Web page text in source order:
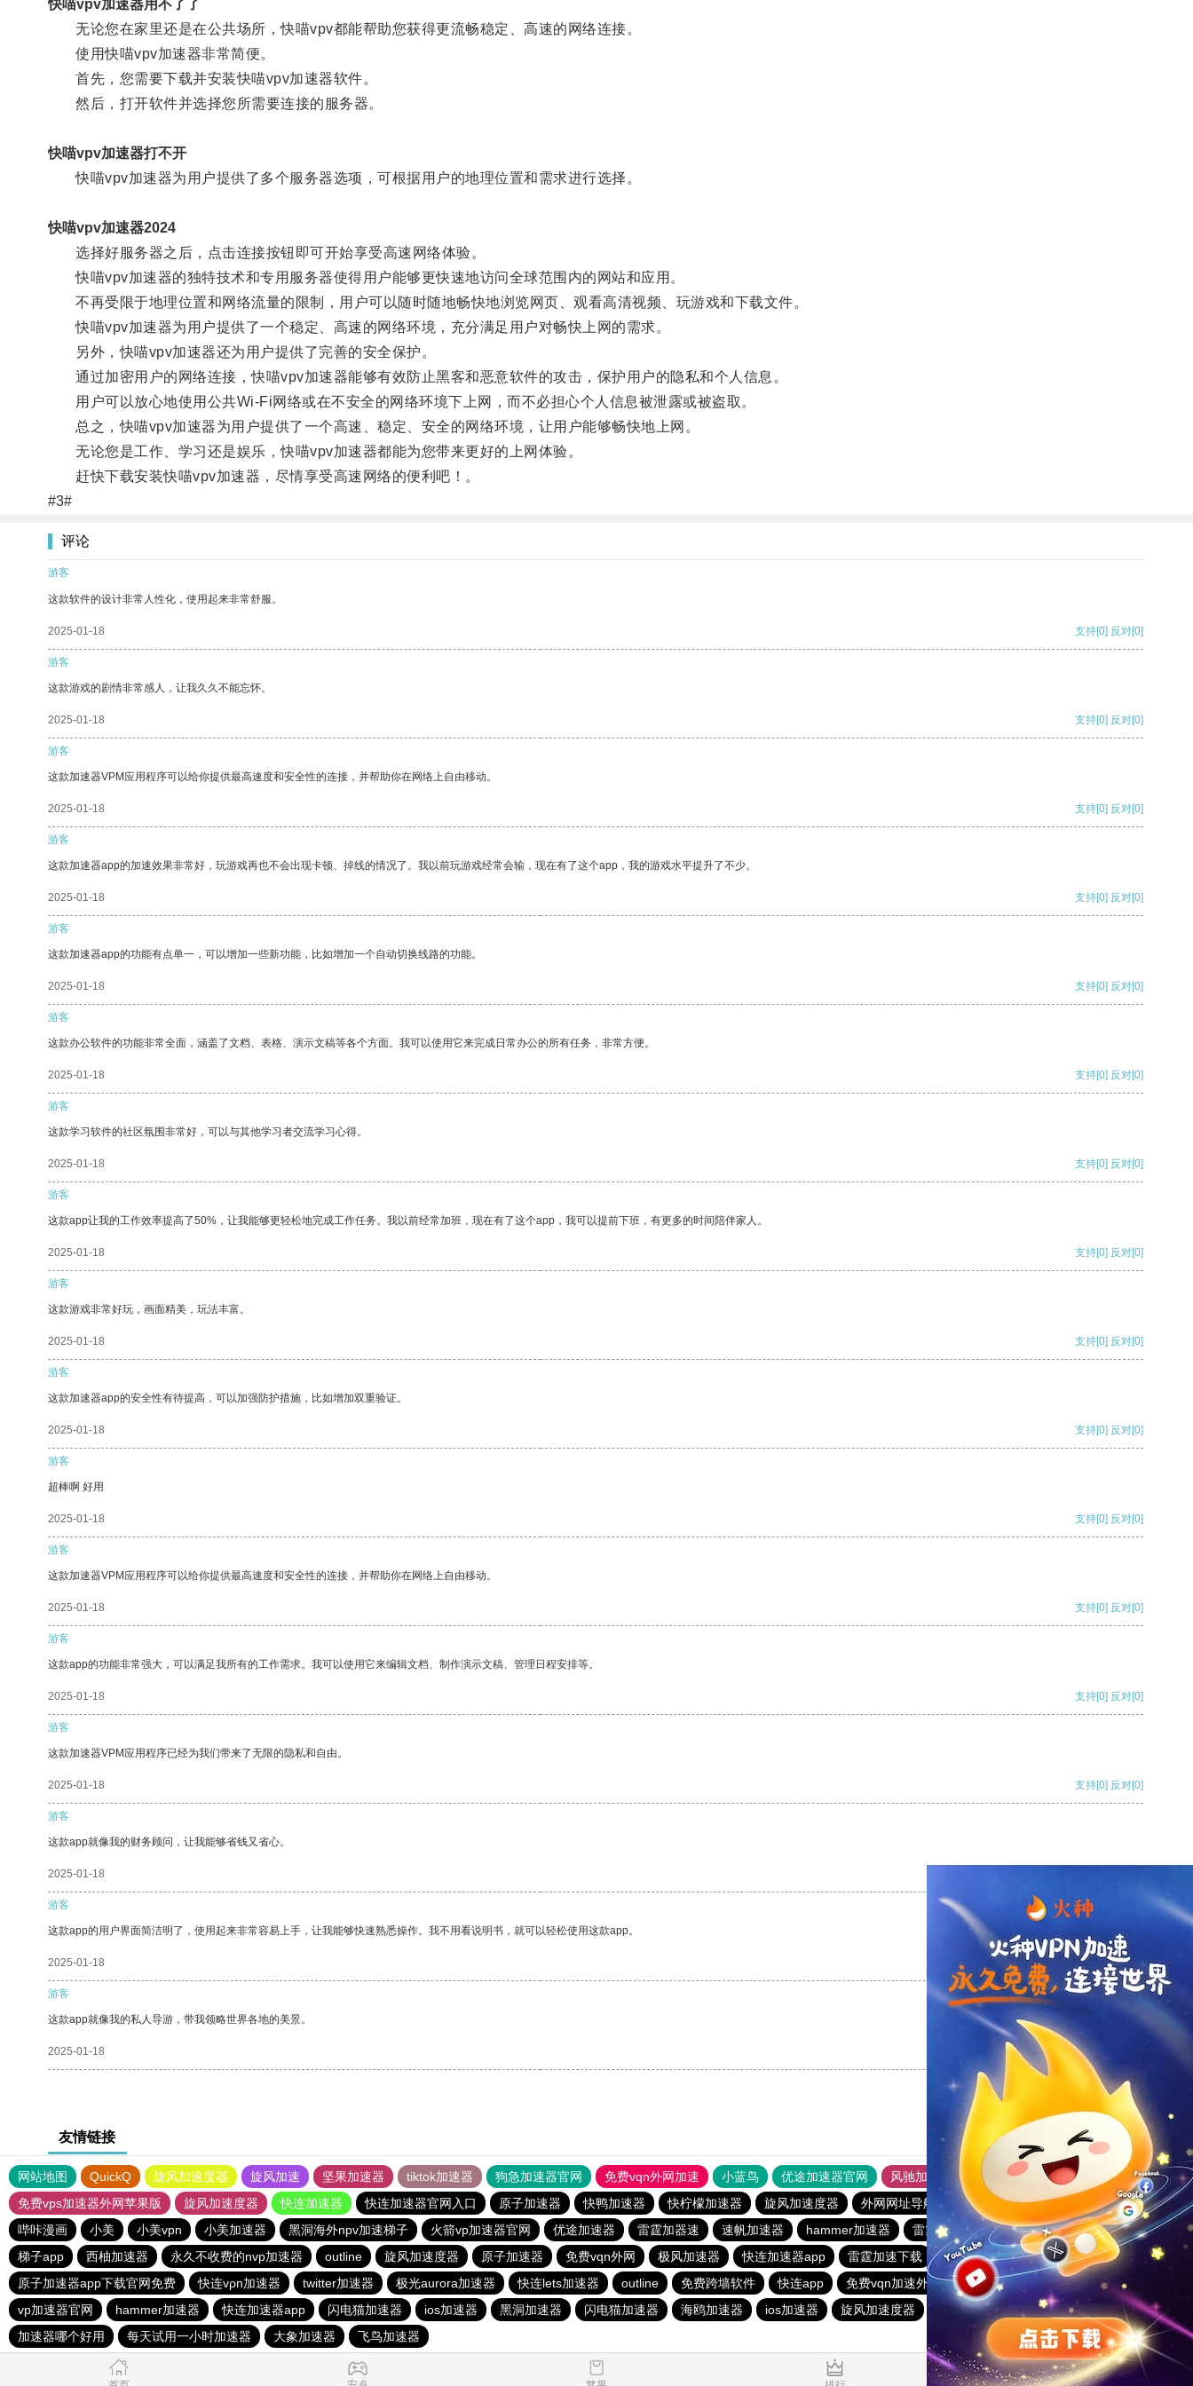
快喵vpv加速器用不了了
无论您在家里还是在公共场所，快喵vpv都能帮助您获得更流畅稳定、高速的网络连接。
使用快喵vpv加速器非常简便。
首先，您需要下载并安装快喵vpv加速器软件。
然后，打开软件并选择您所需要连接的服务器。
快喵vpv加速器打不开
快喵vpv加速器为用户提供了多个服务器选项，可根据用户的地理位置和需求进行选择。
快喵vpv加速器2024
选择好服务器之后，点击连接按钮即可开始享受高速网络体验。
快喵vpv加速器的独特技术和专用服务器使得用户能够更快速地访问全球范围内的网站和应用。
不再受限于地理位置和网络流量的限制，用户可以随时随地畅快地浏览网页、观看高清视频、玩游戏和下载文件。
快喵vpv加速器为用户提供了一个稳定、高速的网络环境，充分满足用户对畅快上网的需求。
另外，快喵vpv加速器还为用户提供了完善的安全保护。
通过加密用户的网络连接，快喵vpv加速器能够有效防止黑客和恶意软件的攻击，保护用户的隐私和个人信息。
用户可以放心地使用公共Wi-Fi网络或在不安全的网络环境下上网，而不必担心个人信息被泄露或被盗取。
总之，快喵vpv加速器为用户提供了一个高速、稳定、安全的网络环境，让用户能够畅快地上网。
无论您是工作、学习还是娱乐，快喵vpv加速器都能为您带来更好的上网体验。
赶快下载安装快喵vpv加速器，尽情享受高速网络的便利吧！。
#3#
评论
游客
这款软件的设计非常人性化，使用起来非常舒服。
2025-01-18 支持[0] 反对[0]
游客
这款游戏的剧情非常感人，让我久久不能忘怀。
2025-01-18 支持[0] 反对[0]
游客
这款加速器VPM应用程序可以给你提供最高速度和安全性的连接，并帮助你在网络上自由移动。
2025-01-18 支持[0] 反对[0]
游客
这款加速器app的加速效果非常好，玩游戏再也不会出现卡顿、掉线的情况了。我以前玩游戏经常会输，现在有了这个app，我的游戏水平提升了不少。
2025-01-18 支持[0] 反对[0]
游客
这款加速器app的功能有点单一，可以增加一些新功能，比如增加一个自动切换线路的功能。
2025-01-18 支持[0] 反对[0]
游客
这款办公软件的功能非常全面，涵盖了文档、表格、演示文稿等各个方面。我可以使用它来完成日常办公的所有任务，非常方便。
2025-01-18 支持[0] 反对[0]
游客
这款学习软件的社区氛围非常好，可以与其他学习者交流学习心得。
2025-01-18 支持[0] 反对[0]
游客
这款app让我的工作效率提高了50%，让我能够更轻松地完成工作任务。我以前经常加班，现在有了这个app，我可以提前下班，有更多的时间陪伴家人。
2025-01-18 支持[0] 反对[0]
游客
这款游戏非常好玩，画面精美，玩法丰富。
2025-01-18 支持[0] 反对[0]
游客
这款加速器app的安全性有待提高，可以加强防护措施，比如增加双重验证。
2025-01-18 支持[0] 反对[0]
游客
超棒啊 好用
2025-01-18 支持[0] 反对[0]
游客
这款加速器VPM应用程序可以给你提供最高速度和安全性的连接，并帮助你在网络上自由移动。
2025-01-18 支持[0] 反对[0]
游客
这款app的功能非常强大，可以满足我所有的工作需求。我可以使用它来编辑文档、制作演示文稿、管理日程安排等。
2025-01-18 支持[0] 反对[0]
游客
这款加速器VPM应用程序已经为我们带来了无限的隐私和自由。
2025-01-18 支持[0] 反对[0]
游客
这款app就像我的财务顾问，让我能够省钱又省心。
2025-01-18
游客
这款app的用户界面简洁明了，使用起来非常容易上手，让我能够快速熟悉操作。我不用看说明书，就可以轻松使用这款app。
2025-01-18 支持 [0] 反对 [0]
游客
这款app就像我的私人导游，带我领略世界各地的美景。
2025-01-18 支持
友情链接
网站地图 QuickQ 旋风加速度器 旋风加速 坚果加速器 tiktok加速器 狗急加速器官网 免费vqn外网加速 小蓝鸟 优途加速器官网 风驰加速器
旋风加速器
免费vps加速器外网苹果版
旋风加速度器 快连加速器 快连加速器官网入口 原子加速器 快鸭加速器 快柠檬加速器 旋风加速度器 外网网址导航 软件中心 雷霆加速
狂飙加速器
哔咔漫画
小美 小美vpn 小美加速器 黑洞海外npv加速梯子 火箭vp加速器官网 优途加速器 雷霆加器速 速帆加速器 hammer加速器 雷霆vp加速器 银河vqn官网
旋风加速器
梯子app
西柚加速器 永久不收费的nvp加速器 outline 旋风加速度器 原子加速器 免费vqn外网 极风加速器 快连加速器app 雷霆加速下载
turbo加速器
原子加速器app下载官网免费
快连vρn加速器 twitter加速器 极光aurora加速器 快连lets加速器 outline 免费跨墙软件 快连app 免费vqn加速外网安卓
永久不收费的海外加速器
vp加速器官网
hammer加速器 快连加速器app 闪电猫加速器 ios加速器 黑洞加速器 闪电猫加速器 海鸥加速器 ios加速器 旋风加速度器
安易加速器注册365天会员
加速器哪个好用
每天试用一小时加速器 大象加速器 飞鸟加速器